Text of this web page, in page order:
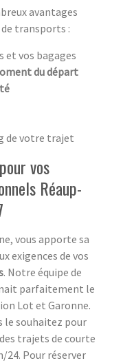
avantages
transports :
et vos bagages
du départ
de votre trajet
vos
Réaup-
vous apporte sa
exigences de vos
. Notre équipe de
parfaitement le
Lot et Garonne.
le souhaitez pour
trajets de courte
24. Pour réserver